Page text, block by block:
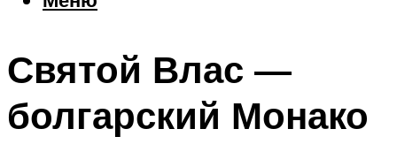
Шоппинг
Святой Влас —
болгарский Монако